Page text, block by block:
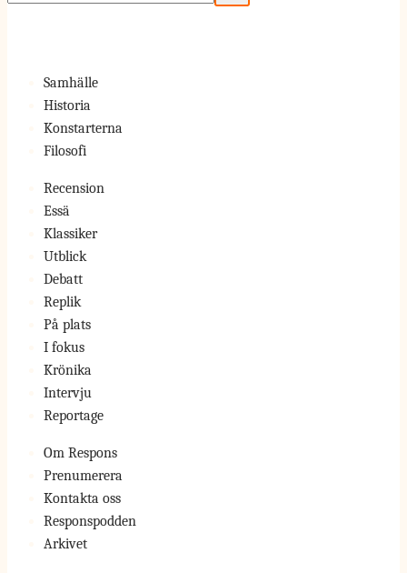
Samhälle
Historia
Konstarterna
Filosofi
Recension
Essä
Klassiker
Utblick
Debatt
Replik
På plats
I fokus
Krönika
Intervju
Reportage
Om Respons
Prenumerera
Kontakta oss
Responspodden
Arkivet